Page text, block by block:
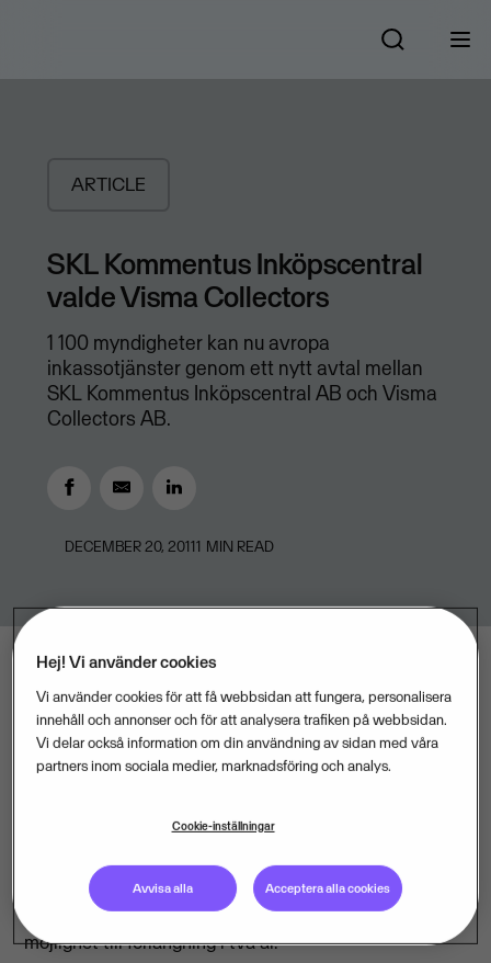
ARTICLE
SKL Kommentus Inköpscentral
valde Visma Collectors
1 100 myndigheter kan nu avropa
inkassotjänster genom ett nytt avtal mellan
SKL Kommentus Inköpscentral AB och Visma
Collectors AB.
DECEMBER 20, 20111 MIN READ
Från den 21 november 2011 har 1 100 myndigheter
möjlighet att avropa inkassotjänster genom ett
nyupphandlat avtal mellan SKL Kommentus
förhållande till Sveriges kommuner och landsting.
Avtalet gäller till och med 20 november 2014 med
möjlighet till förlängning i två år.
Hej! Vi använder cookies
Vi använder cookies för att få webbsidan att fungera, personalisera
innehåll och annonser och för att analysera trafiken på webbsidan.
Vi delar också information om din användning av sidan med våra
partners inom sociala medier, marknadsföring och analys.
Cookie-inställningar
Avvisa alla Acceptera alla cookies